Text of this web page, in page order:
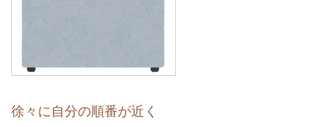
徐々に自分の順番が近く